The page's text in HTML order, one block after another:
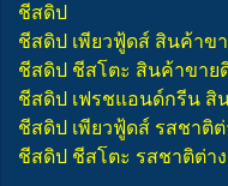
ชีสดิป
ชีสดิป เพียวฟู้ดส์ สินค้าข
ชีสดิป ชีสโตะ สินค้าขาย
ชีสดิป เฟรชแอนด์กรีน สิ
ชีสดิป เพียวฟู้ดส์ รสชาติต่
ชีสดิป ชีสโตะ รสชาติต่า